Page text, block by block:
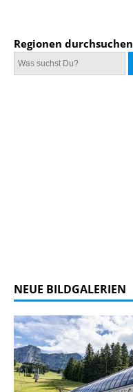
Regionen durchsuchen
NEUE BILDGALERIEN